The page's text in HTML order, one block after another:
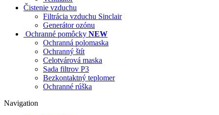
Čistenie vzduchu
Filtrácia vzduchu Sinclair
Generátor ozónu
Ochranné pomôcky NEW
Ochranná polomaska
Ochranný štít
Celotvárová maska
Sada filtrov P3
Bezkontaktný teplomer
Ochranné rúška
Navigation